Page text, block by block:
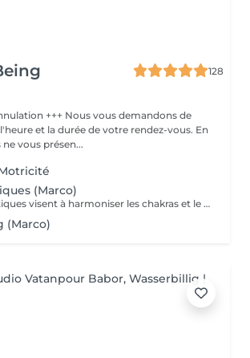
128
+++ Nous vous demandons de
et la durée de votre rendez-vous. En
vous présen...
(Marco)
Les soins énergétiques visent à harmoniser les chakras et le flux de l'énergie dans le corps afin de retrouver l'équilibre corps/esprit. RMQ - La personne reste habillée, enlève sa montre et ses chaussures
(Marco)